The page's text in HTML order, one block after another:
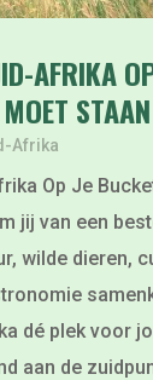
AFRIKA
STAAN
Afrika
Op Je
jij van een
wilde dieren,
dé plek voor
aan de